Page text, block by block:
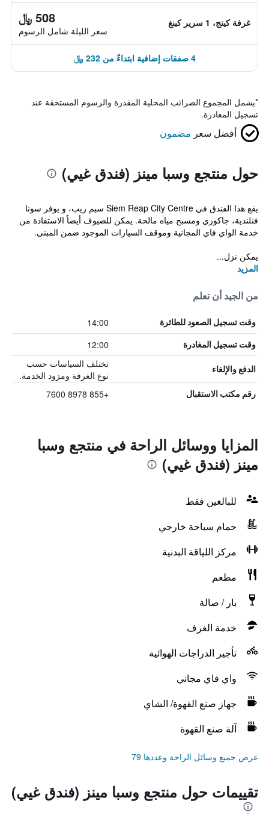
غرفة كينج، 1 سرير كينغ 508 ﷼
سعر الليلة شامل الرسوم
4 صفقات إضافية ابتداءً من 232 ﷼
*يشمل المجموع الضرائب المحلية المقدرة والرسوم المستحقة عند
تسجيل المغادرة.
أفضل سعر مضمون
حول منتجع وسبا مينز (فندق غيي)
يقع هذا الفندق في Siem Reap City Centre سيم ريب، و يوفر سونا
فنلندية، جاكوزي ومسبح مياه مالحة. يمكن للضيوف أيضاً الاستفادة من
خدمة الواي فاي المجانية وموقف السيارات الموجود ضمن المبنى.
يمكن نزل...
المزيد
من الجيد أن تعلم
وقت تسجيل الصعود للطائرة 14:00
وقت تسجيل المغادرة 12:00
الدفع والإلغاء
تختلف السياسات حسب
نوع الغرفة ومزود الخدمة.
رقم مكتب الاستقبال +855 8978 7600
المزايا ووسائل الراحة في منتجع وسبا
مينز (فندق غيي)
للبالغين فقط
حمام سباحة خارجي
مركز اللياقة البدنية
مطعم
بار / صالة
خدمة الغرف
تأجير الدراجات الهوائية
واي فاي مجاني
جهاز صنع القهوة/ الشاي
آلة صنع القهوة
عرض جميع وسائل الراحة وعددها 79
تقييمات حول منتجع وسبا مينز (فندق غيي)